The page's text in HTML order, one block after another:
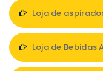
Loja de
Loja de Bebidas